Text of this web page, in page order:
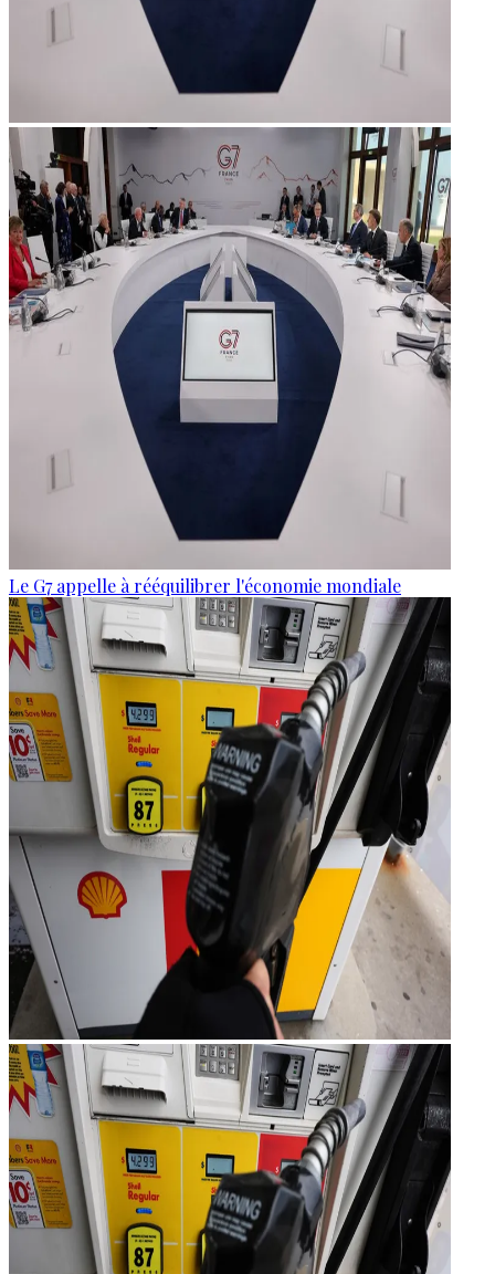
Le G7 appelle à rééquilibrer l'économie mondiale